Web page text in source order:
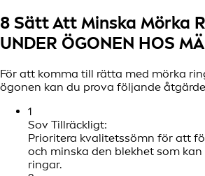
8 Sätt Att Minska Mörka
UNDER ÖGONEN HOS
För att komma till rätta med mörka
ögonen kan du prova följande
1
Sov Tillräckligt:
Prioritera kvalitetssömn för att
och minska den blekhet som
ringar.